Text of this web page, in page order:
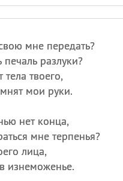
мне передать?
печаль разлуки?
тела твоего,
мои руки.
нет конца,
мне терпенья?
лица,
изнеможенье.